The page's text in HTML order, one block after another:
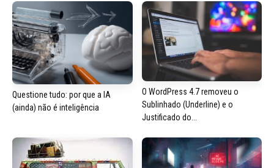
Questione tudo: por que a IA
(ainda) não é inteligência
O WordPress 4.7 removeu o
Sublinhado (Underline) e o
Justificado do...